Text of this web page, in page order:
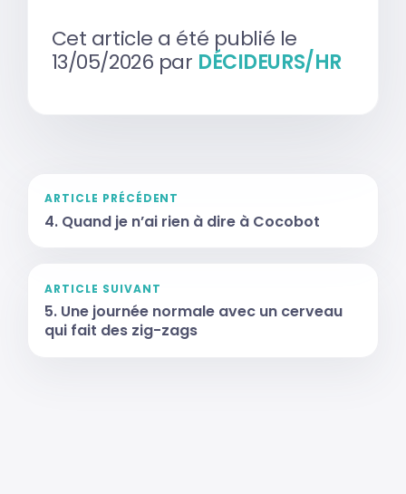
Cet article a été publié le
13/05/2026 par DÉCIDEURS/HR
ARTICLE PRÉCÉDENT
4. Quand je n’ai rien à dire à Cocobot
ARTICLE SUIVANT
5. Une journée normale avec un cerveau
qui fait des zig-zags